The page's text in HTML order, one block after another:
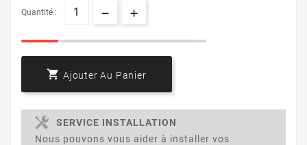
Quantité :
 Ajouter Au Panier
SERVICE INSTALLATION
Nous pouvons vous aider à installer vos